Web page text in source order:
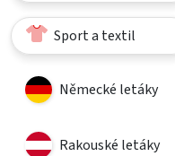
Sport a textil
Německé letáky
Rakouské letáky